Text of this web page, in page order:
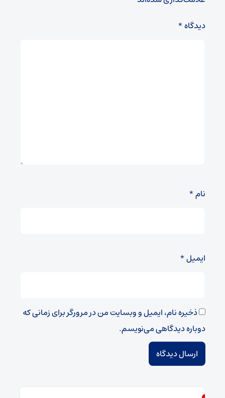
دیدگاه*
نام*
ایمیل*
ذخیره نام، ایمیل و وبسایت من در مرورگر برای زمانی که
دوباره دیدگاهی می‌نویسم.